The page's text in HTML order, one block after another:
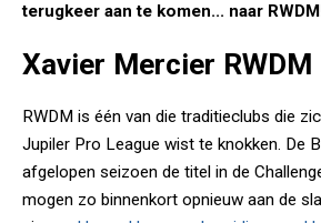
terugkeer aan te komen... naar
Xavier Mercier RWDM
RWDM is één van die traditieclubs die
Jupiler Pro League wist te knokken. De
afgelopen seizoen de titel in de
mogen zo binnenkort opnieuw aan de